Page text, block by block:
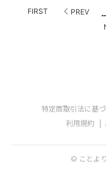
FIRST PREV ...
特定商取引法に基
利用規約
© ことよ